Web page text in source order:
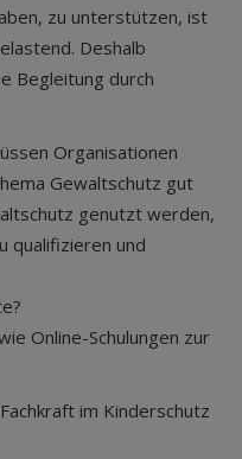
zu unterstützen, ist
Deshalb
Begleitung durch
Organisationen
Gewaltschutz gut
genutzt werden,
qualifizieren und
Online-Schulungen zur
im Kinderschutz